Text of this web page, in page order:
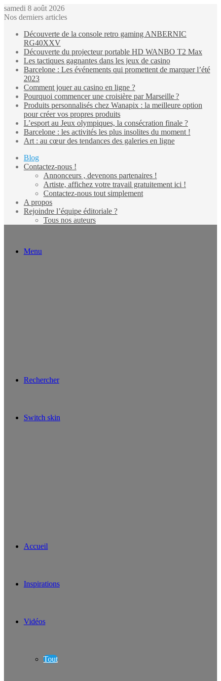
samedi 8 août 2026
Nos derniers articles
Découverte de la console retro gaming ANBERNIC
RG40XXV
Découverte du projecteur portable HD WANBO T2 Max
Les tactiques gagnantes dans les jeux de casino
Barcelone : Les événements qui promettent de marquer l’été
2023
Comment jouer au casino en ligne ?
Pourquoi commencer une croisière par Marseille ?
Produits personnalisés chez Wanapix : la meilleure option
pour créer vos propres produits
L’esport au Jeux olympiques, la consécration finale ?
Barcelone : les activités les plus insolites du moment !
Art : au cœur des tendances des galeries en ligne
Blog
Contactez-nous !
Annonceurs , devenons partenaires !
Artiste, affichez votre travail gratuitement ici !
Contactez-nous tout simplement
A propos
Rejoindre l’équipe éditoriale ?
Tous nos auteurs
Menu
Rechercher
Switch skin
Accueil
Inspirations
Vidéos
Tout